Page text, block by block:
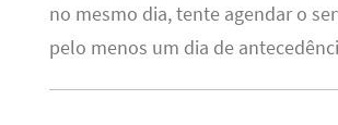
no mesmo dia, tente agendar o
pelo menos um dia de